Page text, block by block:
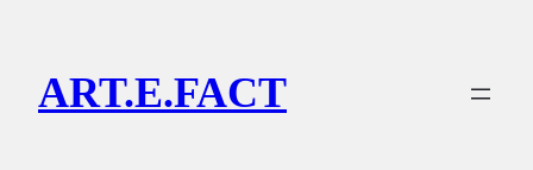
kontenART.E.FACT